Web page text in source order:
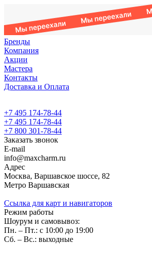
Бренды
Компания
Акции
Мастера
Контакты
Доставка и Оплата
+7 495 174-78-44
+7 495 174-78-44
+7 800 301-78-44
Заказать звонок
E-mail
info@maxcharm.ru
Адрес
Москва, Варшавское шоссе, 82
Метро Варшавская
Ссылка для карт и навигаторов
Режим работы
Шоурум и самовывоз:
Пн. – Пт.: с 10:00 до 19:00
Сб. – Вс.: выходные